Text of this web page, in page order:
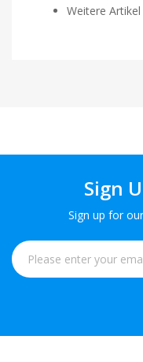
Weitere
Sign
Sign up for